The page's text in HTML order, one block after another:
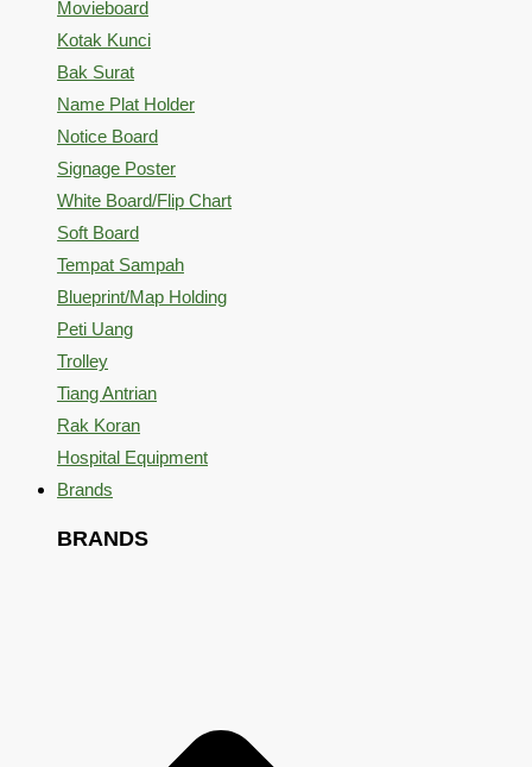
Movieboard
Kotak Kunci
Bak Surat
Name Plat Holder
Notice Board
Signage Poster
White Board/Flip Chart
Soft Board
Tempat Sampah
Blueprint/Map Holding
Peti Uang
Trolley
Tiang Antrian
Rak Koran
Hospital Equipment
Brands
BRANDS